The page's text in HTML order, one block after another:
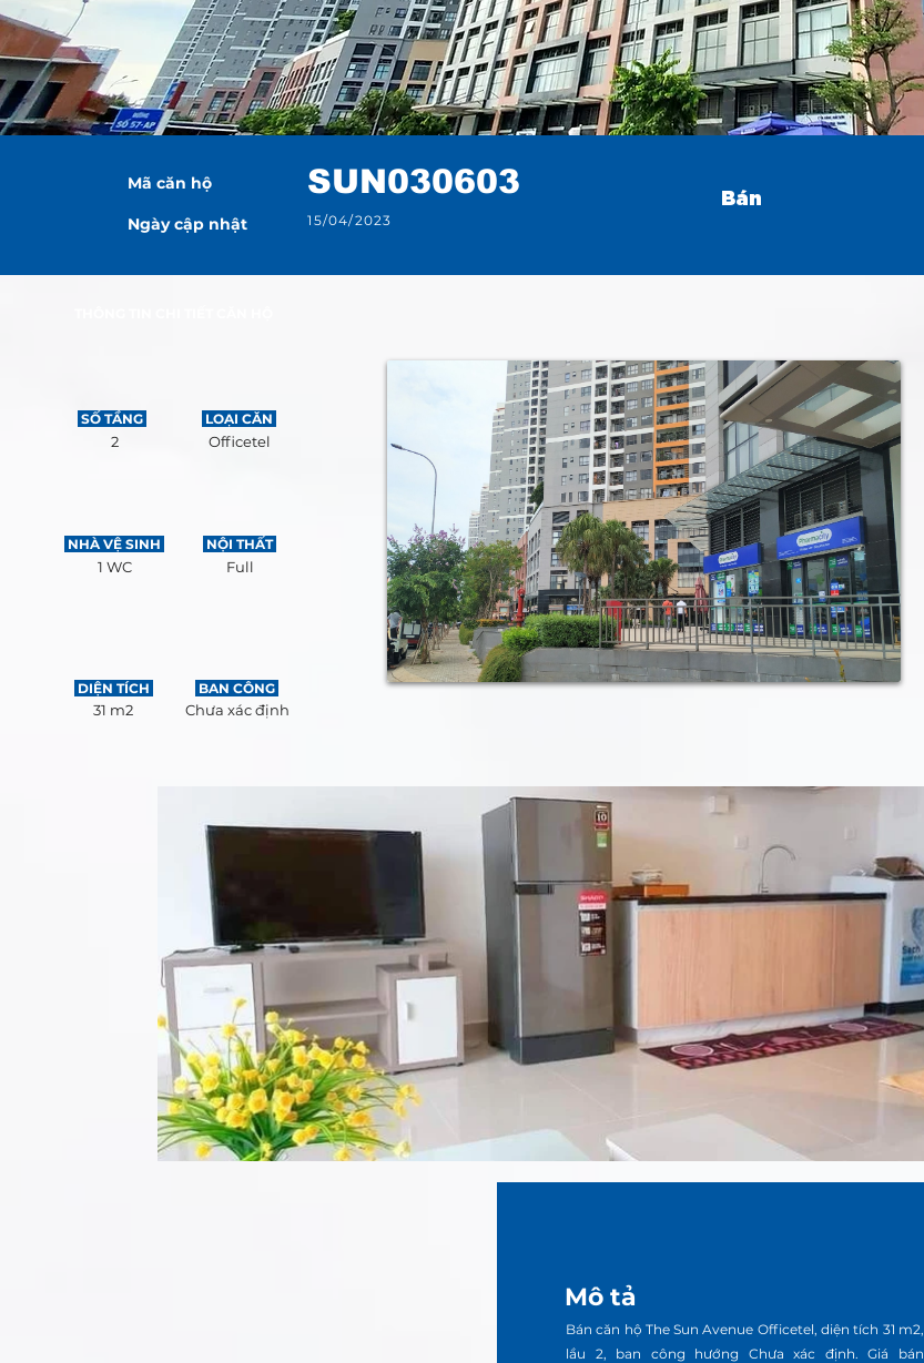
Mã căn hộ
Ngày cập nhật
SUN030603
15/04/2023
Bán
SỐ TẦNG
2
LOẠI CĂN
Officetel
NHÀ VỆ SINH
1 WC
NỘI THẤT
Full
DIỆN TÍCH
31 m2
BAN CÔNG
Chưa xác định
Mô tả
Bán căn hộ The Sun Avenue Officetel, diện tích 31 m2,
lầu 2, ban công hướng Chưa xác định. Giá bán